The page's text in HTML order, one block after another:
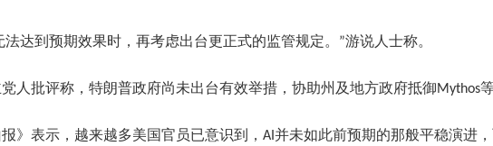
达到预期效果时，再考虑出台更正式的监管规定。”游说人士称。
人批评称，特朗普政府尚未出台有效举措，协助州及地方政府抵御Mythos
》表示，越来越多美国官员已意识到，AI并未如此前预期的那般平稳演进，